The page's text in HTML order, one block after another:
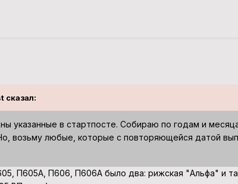
сказал:
указанные в стартпосте. Собираю по годам и
возьму любые, которые с повторяющейся датой
П605А, П606, П606А было два: рижская "Альфа" и